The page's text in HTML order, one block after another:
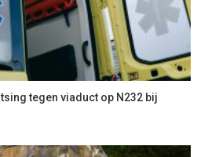
tegen viaduct op N232 bij